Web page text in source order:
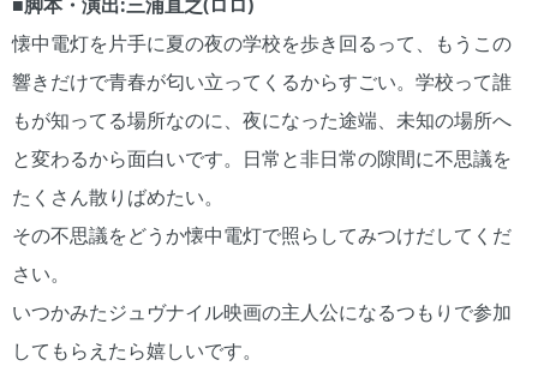
懐中電灯を片手に夏の夜の学校を歩き回るって、もうこの
響きだけで青春が匂い立ってくるからすごい。学校って誰
もが知ってる場所なのに、夜になった途端、未知の場所へ
と変わるから面白いです。日常と非日常の隙間に不思議を
たくさん散りばめたい。
その不思議をどうか懐中電灯で照らしてみつけだしてくだ
さい。
いつかみたジュヴナイル映画の主人公になるつもりで参加
してもらえたら嬉しいです。